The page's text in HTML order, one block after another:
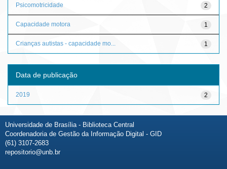
2
Psicomotricidade
1
Capacidade motora
1
Crianças autistas - capacidade mo...
Data de publicação
2
2019
Universidade de Brasília - Biblioteca Central
Coordenadoria de Gestão da Informação Digital - GID
(61) 3107-2683
repositorio@unb.br